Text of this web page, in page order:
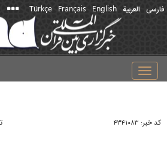
فارسی العربیة English
Français
Türkçe
Toggle
navigation
کد خبر: ۴۳۴۱۰۸۳